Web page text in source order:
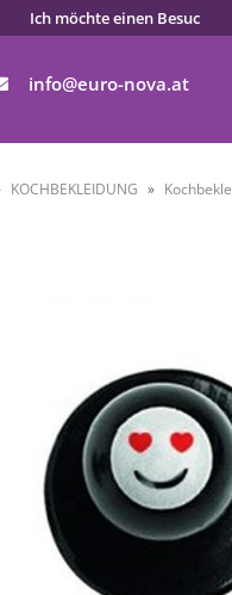
Ich möchte einen Besuc
info euro-nova.at
KOCHBEKLEIDUNG